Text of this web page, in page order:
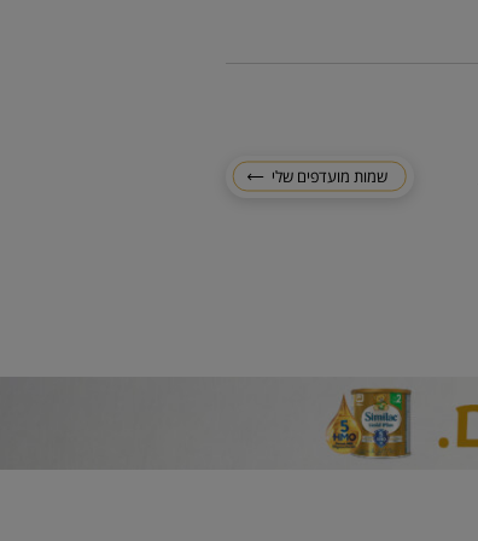
שמות מועדפים שלי